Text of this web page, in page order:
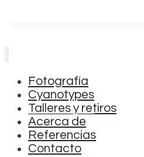
Fotografía
Cyanotypes
Talleres y retiros
Acerca de
Referencias
Contacto